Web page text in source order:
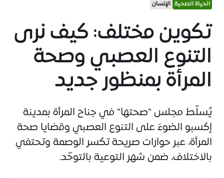
الحياة الصحية الإنسان
تكوين مختلف: كيف نرى
التنوع العصبي وصحة
المرأة بمنظور جديد
يُسلّط مجلس "صحتها" في جناح المرأة بمدينة
إكسبو الضوءَ على التنوع العصبي وقضايا صحة
المرأة، عبر حوارات صريحة تكسر الوصمة وتحتفي
بالاختلاف، ضمن شهر التوعية بالتوحّد.